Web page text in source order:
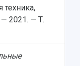
техника,
2021. — Т.